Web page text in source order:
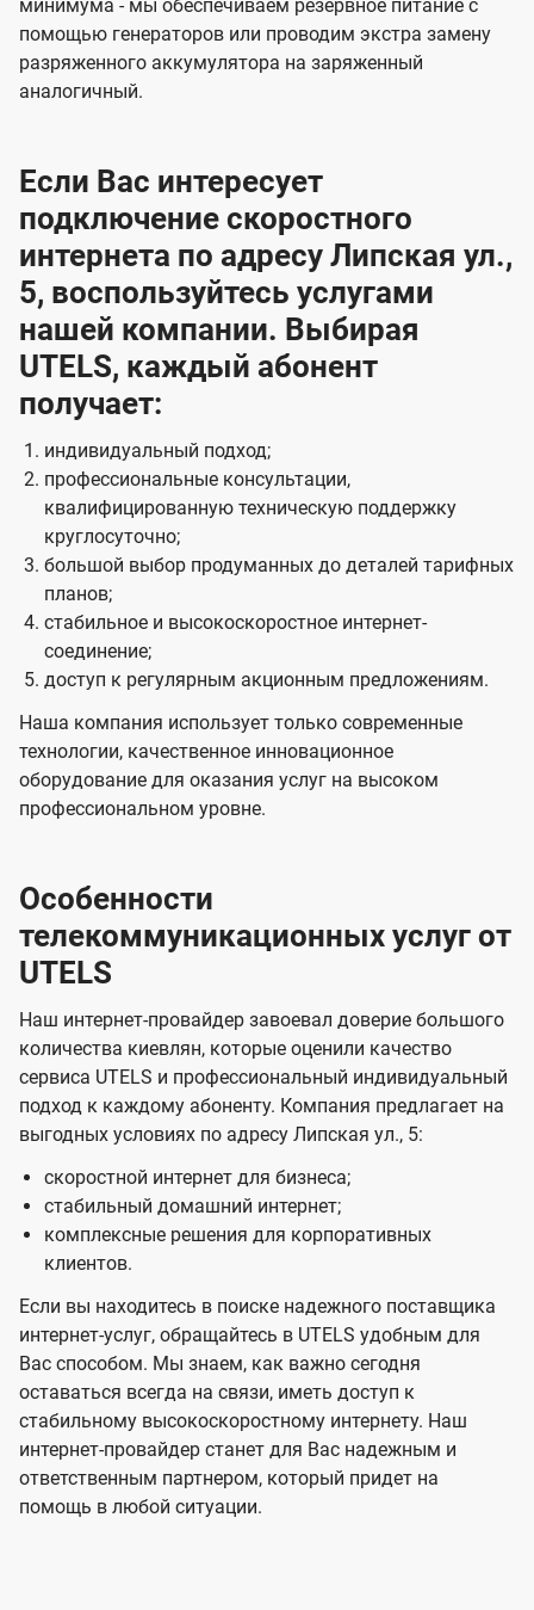
минимума - мы обеспечиваем резервное питание с
помощью генераторов или проводим экстра замену
разряженного аккумулятора на заряженный
аналогичный.
Если Вас интересует
подключение скоростного
интернета по адресу Липская ул.,
5, воспользуйтесь услугами
нашей компании. Выбирая
UTELS, каждый абонент
получает:
индивидуальный подход;
профессиональные консультации,
квалифицированную техническую поддержку
круглосуточно;
большой выбор продуманных до деталей тарифных
планов;
стабильное и высокоскоростное интернет-
соединение;
доступ к регулярным акционным предложениям.
Наша компания использует только современные
технологии, качественное инновационное
оборудование для оказания услуг на высоком
профессиональном уровне.
Особенности
телекоммуникационных услуг от
UTELS
Наш интернет-провайдер завоевал доверие большого
количества киевлян, которые оценили качество
сервиса UTELS и профессиональный индивидуальный
подход к каждому абоненту. Компания предлагает на
выгодных условиях по адресу Липская ул., 5:
скоростной интернет для бизнеса;
стабильный домашний интернет;
комплексные решения для корпоративных
клиентов.
Если вы находитесь в поиске надежного поставщика
интернет-услуг, обращайтесь в UTELS удобным для
Вас способом. Мы знаем, как важно сегодня
оставаться всегда на связи, иметь доступ к
стабильному высокоскоростному интернету. Наш
интернет-провайдер станет для Вас надежным и
ответственным партнером, который придет на
помощь в любой ситуации.